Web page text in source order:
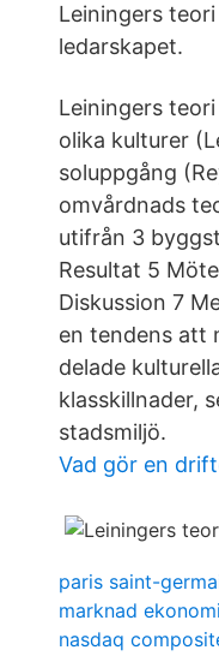
Leiningers
ledarskapet.
Leiningers
olika kulturer
soluppgång
omvårdnads
utifrån 3
Resultat 5
Diskussion 7
en tendens att
delade
klasskillnader,
stadsmiljö.
Vad gör en
paris saint-
marknad
nasdaq